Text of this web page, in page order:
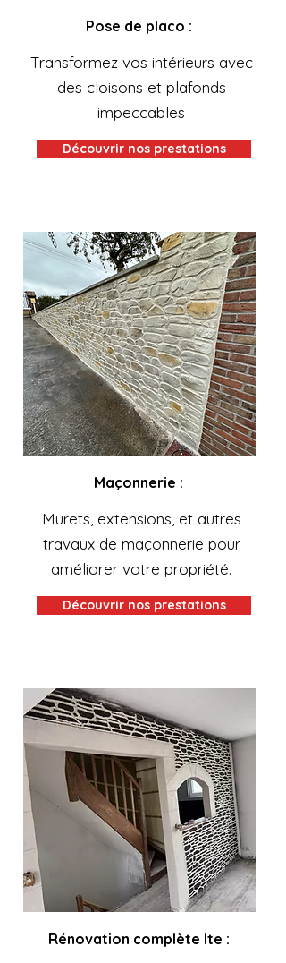
Pose de placo :
Transformez vos intérieurs avec
des cloisons et plafonds
impeccables
Découvrir nos prestations
Maçonnerie :
Murets, extensions, et autres
travaux de maçonnerie pour
améliorer votre propriété.
Découvrir nos prestations
Rénovation complète Ite :